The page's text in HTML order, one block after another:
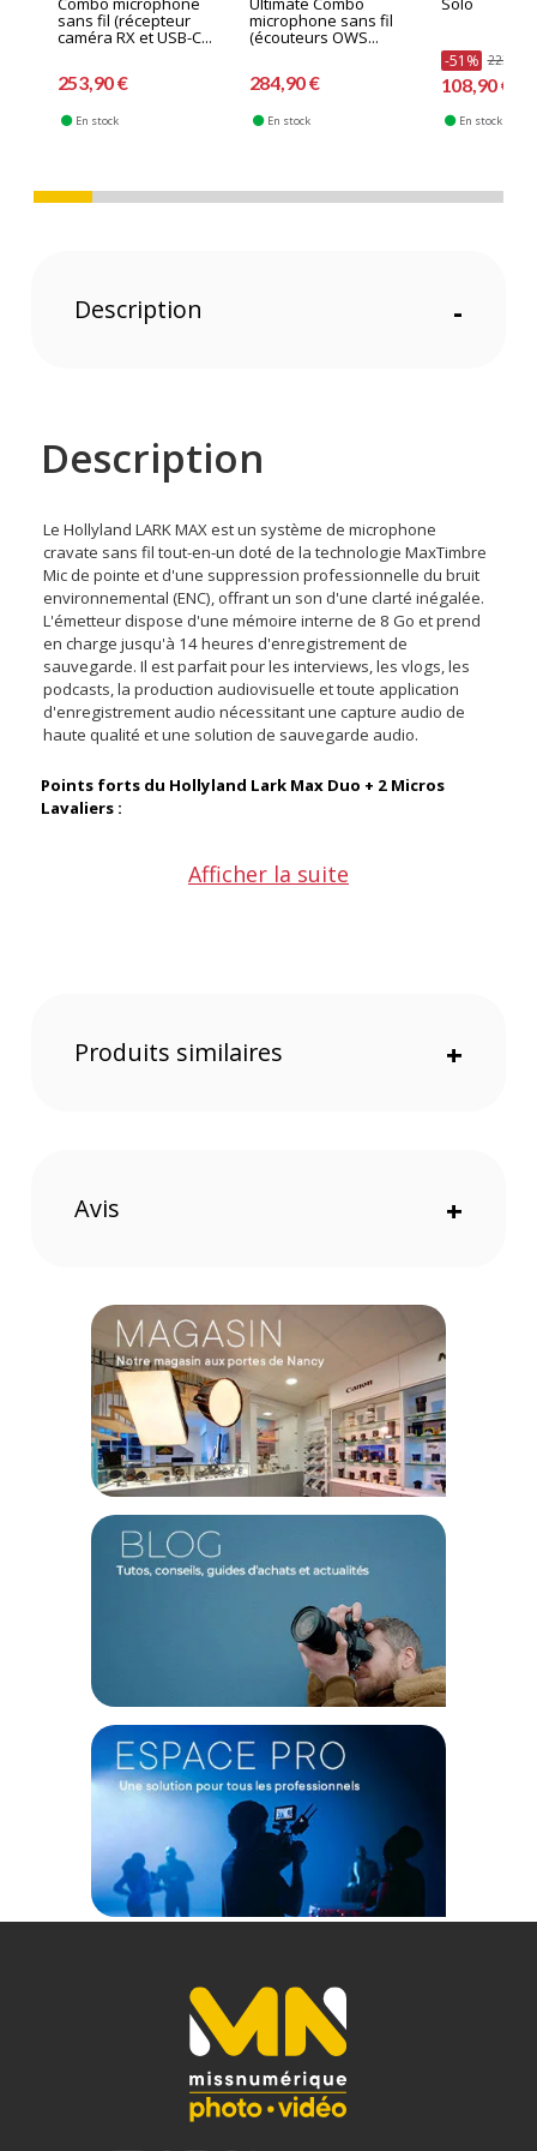
sans fil (récepteur
caméra RX et USB-C...
253,90 €
En stock
microphone sans fil
(écouteurs OWS...
284,90 €
En stock
-51% 223,90 €
108,90 €
En stock
Description -
Description
Le Hollyland LARK MAX est un système de microphone
cravate sans fil tout-en-un doté de la technologie MaxTimbre
Mic de pointe et d'une suppression professionnelle du bruit
environnemental (ENC), offrant un son d'une clarté inégalée.
L'émetteur dispose d'une mémoire interne de 8 Go et prend
en charge jusqu'à 14 heures d'enregistrement de
sauvegarde. Il est parfait pour les interviews, les vlogs, les
podcasts, la production audiovisuelle et toute application
d'enregistrement audio nécessitant une capture audio de
haute qualité et une solution de sauvegarde audio.
Points forts du Hollyland Lark Max Duo + 2 Micros
Lavaliers :
Ecran AMOLED
une clarté exceptionnelle. Avec une fréquence
impressionnantes.
Technologie de microphone inédite dans l'industrie
La technologie MaxTimbre Mic est une conception de
microphone à membrane multicouche qui optimise
l'enregistrement vocal pour des résultats nets et clairs. La
structure acoustique multicouche élimine efficacement les
résonances indésirables et offre des fonctionnalités
supérieures d'isolation des vibrations et de protection contre
le vent.
Annulation avancée du bruit environnemental (ENC)
détecter et réduire les bruits environnants, garantissant une
qualité audio cristalline et sans distorsion, même dans des
environnements bruyants. L'activation/désactivation de l'ENC
est facilement réalisable depuis l'émetteur ou le récepteur.
Stockage intégré de 8 Go pour l'enregistrement de
sauvegarde
Le LARK MAX dispose d'une mémoire interne de 8 Go qui
permet d'enregistrer jusqu'à 14 heures d'audio au format
WAV non compressé et sans perte. Les fichiers
d'enregistrement sont stockés dans l'émetteur, offrant ainsi
une solution de sauvegarde audio pratique.
Autonomie de 22 heures
d'enregistrement pratiquement illimitées sans vous soucier
de la batterie. L'émetteur offre une durée de fonctionnement
d'environ 7,5 heures, qui peut être étendue à 22 heures avec
un étui de charge entièrement chargé. Le récepteur peut
fonctionner jusqu'à 9 heures et peut être chargé et utilisé
Afficher la suite
Produits similaires +
Avis +